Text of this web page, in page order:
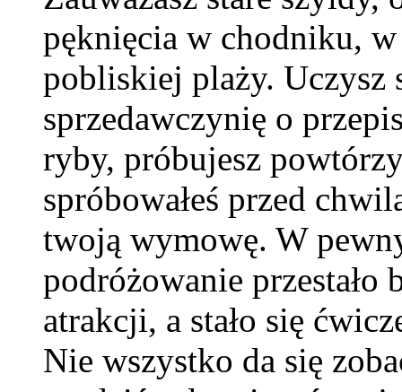
pęknięcia w chodniku, w
pobliskiej plaży. Uczysz
sprzedawczynię o
ryby, próbujesz
spróbowałeś przed
twoją wymowę. W
podróżowanie przestało
atrakcji, a stało się
Nie wszystko da się